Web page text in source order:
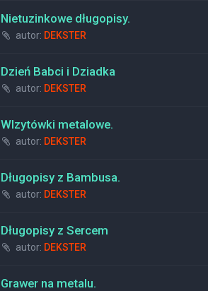
Nietuzinkowe długopisy.
autor: DEKSTER
Dzień Babci i Dziadka
autor: DEKSTER
WIzytówki metalowe.
autor: DEKSTER
Długopisy z Bambusa.
autor: DEKSTER
Długopisy z Sercem
autor: DEKSTER
Grawer na metalu.